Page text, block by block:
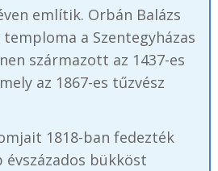
említik. Orbán Balázs
a Szentegyházas
származott az 1437-es
az 1867-es tűzvész
1818-ban fedezték
bükköst